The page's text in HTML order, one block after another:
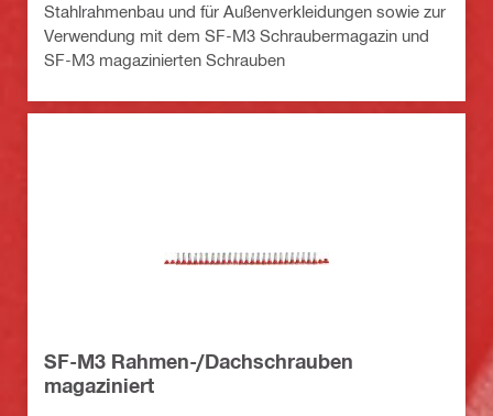
Stahlrahmenbau und für Außenverkleidungen sowie zur
Verwendung mit dem SF-M3 Schraubermagazin und
SF-M3 magazinierten Schrauben
SF-M3 Rahmen-/Dachschrauben
magaziniert